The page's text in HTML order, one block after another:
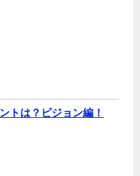
トは？ピジョン編！